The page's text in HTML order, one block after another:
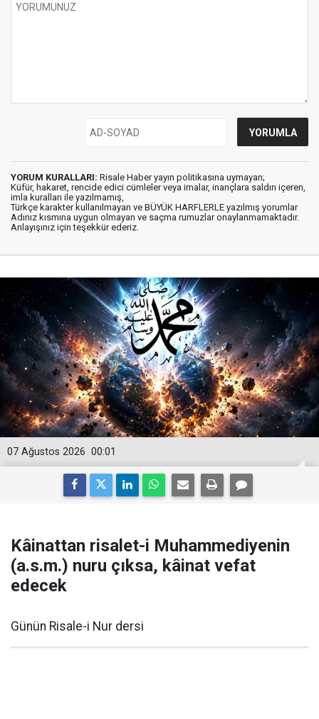
YORUM KURALLARI: Risale Haber yayın politikasına uymayan;
Küfür, hakaret, rencide edici cümleler veya imalar, inançlara saldırı içeren,
imla kuralları ile yazılmamış,
Türkçe karakter kullanılmayan ve BÜYÜK HARFLERLE yazılmış yorumlar
Adınız kısmına uygun olmayan ve saçma rumuzlar onaylanmamaktadır.
Anlayışınız için teşekkür ederiz.
00:01
07 Ağustos 2026
Kâinattan risalet-i Muhammediyenin
(a.s.m.) nuru çıksa, kâinat vefat
edecek
Günün Risale-i Nur dersi